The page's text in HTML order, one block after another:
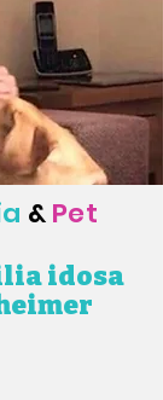
&Pet
idosa